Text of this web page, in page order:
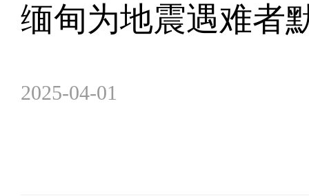
缅甸为地震遇难者
2025-04-01